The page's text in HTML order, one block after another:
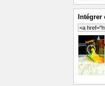
Intégrer